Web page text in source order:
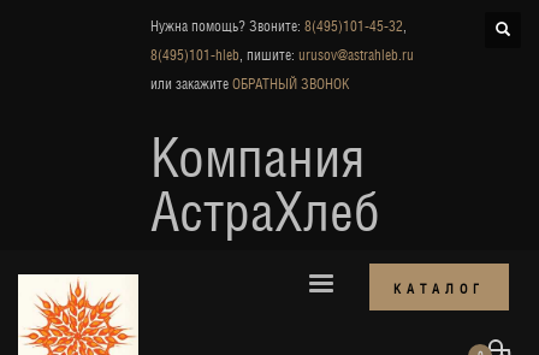
Нужна помощь? Звоните: 8(495)101-45-32,
8(495)101-hleb, пишите: urusov@astrahleb.ru
или закажите ОБРАТНЫЙ ЗВОНОК
Компания
АстраХлеб
КАТАЛОГ